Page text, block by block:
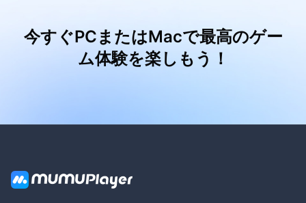
今すぐPCまたはMacで最高のゲー
ム体験を楽しもう！